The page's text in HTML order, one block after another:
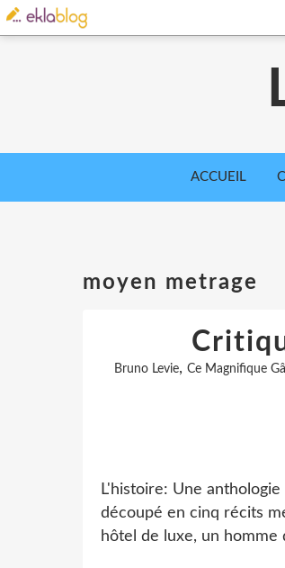
ACCUEIL
moyen metrage
Bruno Levie, Ce Magnifique
L'histoire: Une
découpé en cinq récits
hôtel de luxe, un homme